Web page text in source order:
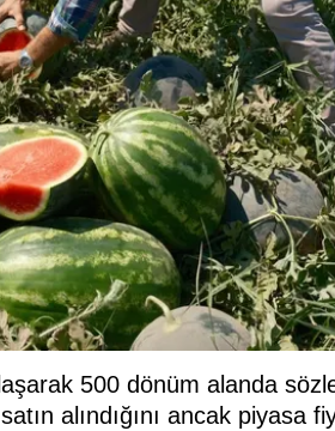
500 dönüm alanda
alındığını ancak piyasa